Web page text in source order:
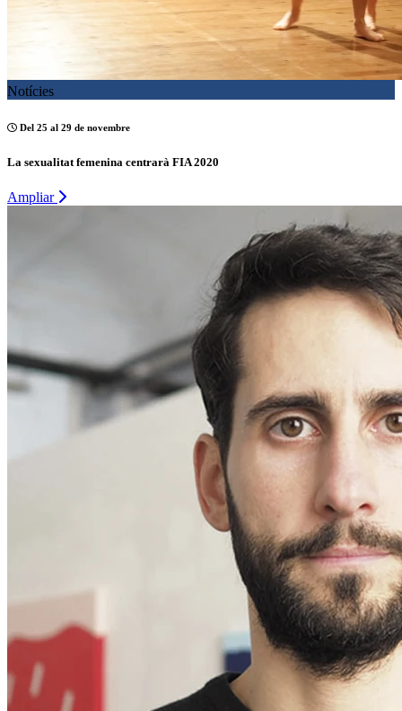
Notícies
Del 25 al 29 de novembre
La sexualitat femenina centrarà FIA 2020
Ampliar